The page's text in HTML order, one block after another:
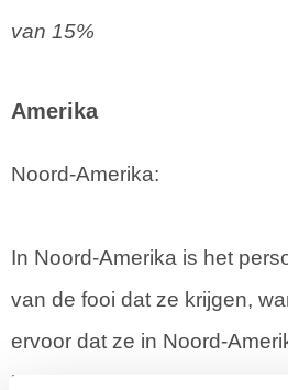
van 15%
Amerika
Noord-Amerika:
In Noord-Amerika is het
van de fooi dat ze krijgen,
ervoor dat ze in Noord-
loon hebben. Het percentage